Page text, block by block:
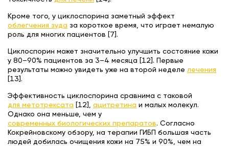
Кроме того, у циклоспорина заметный эффект
облегчения зуда за короткое время, что играет немалую
роль для многих пациентов [7].
Циклоспорин может значительно улучшить состояние кожи
у 80–90% пациентов за 3–4 месяца [12]. Первые
результаты можно увидеть уже на второй неделе лечения
[13].
Эффективность циклоспорина сравнима с таковой
для метотрексата [12], ацитретина и малых молекул.
Однако она меньше, чем у
современных биологических препаратов. Согласно
Кокрейновскому обзору, на терапии ГИБП большая часть
людей добилась очищения кожи на 75% и 90%, чем на